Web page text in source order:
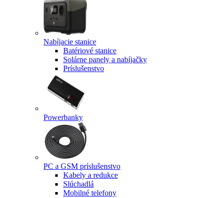
Nabíjacie stanice
Batériové stanice
Solárne panely a nabíjačky
Príslušenstvo
Powerbanky
PC a GSM príslušenstvo
Kabely a redukce
Slúchadlá
Mobilné telefony